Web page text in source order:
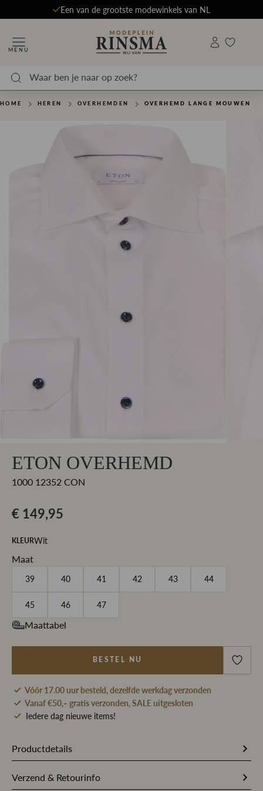
Een van de grootste modewinkels van NL
MENU
HOME HEREN OVERHEMDEN OVERHEMD LANGE MOUWEN
ETON OVERHEMD
1000 12352 CON
€ 149,95
KLEURWit
Maat
39 40 41 42 43 44
45 46 47
Maattabel
BESTEL NU
Vóór 17.00 uur besteld, dezelfde werkdag verzonden
Vanaf €50,- gratis verzonden, SALE uitgesloten
Iedere dag nieuwe items!
Productdetails
Verzend & Retourinfo